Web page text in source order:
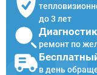
до 3 лет
ремонт по
в день